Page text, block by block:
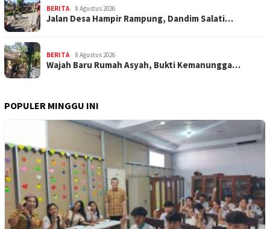
BERITA 8 Agustus 2026
Jalan Desa Hampir Rampung, Dandim Salati…
BERITA 8 Agustus 2026
Wajah Baru Rumah Asyah, Bukti Kemanungga…
POPULER MINGGU INI